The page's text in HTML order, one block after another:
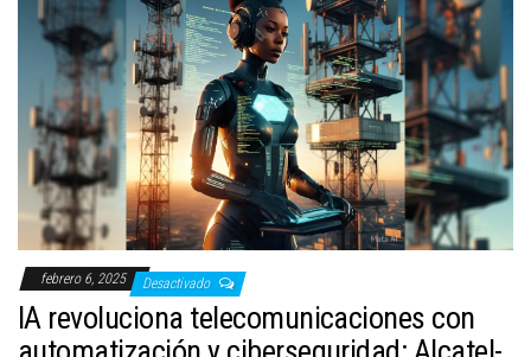
febrero 6, 2025 Desactivado
IA revoluciona telecomunicaciones con